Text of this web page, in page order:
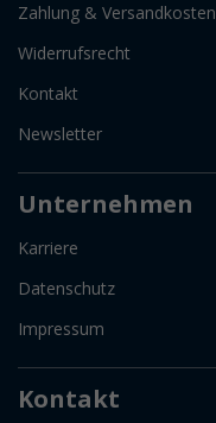
Zahlung & Versandkosten
Widerrufsrecht
Kontakt
Newsletter
Unternehmen
Karriere
Datenschutz
Impressum
Kontakt